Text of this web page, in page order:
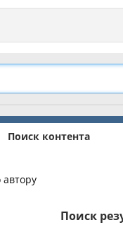
Поиск контента
автору
Поиск